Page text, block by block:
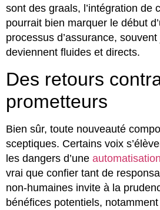
sont des graals, l’intégration de
pourrait bien marquer le début
processus d’assurance,
deviennent fluides et directs.
Des retours
prometteurs
Bien sûr, toute nouveauté
sceptiques. Certains voix
les dangers d’une automatisation
vrai que confier tant de
non-humaines invite à la
bénéfices potentiels,